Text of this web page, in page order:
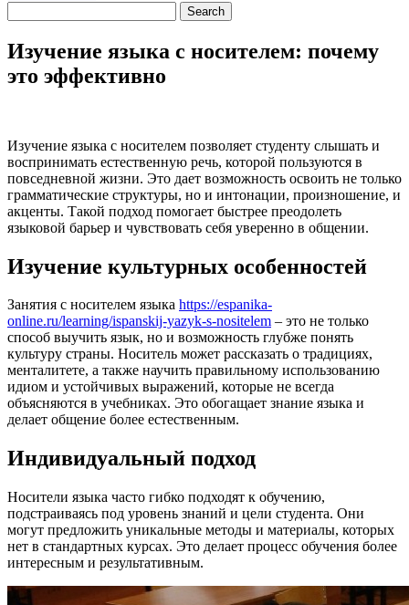
Изучение языка с носителем: почему
это эффективно
Изучение языка с носителем позволяет студенту слышать и
воспринимать естественную речь, которой пользуются в
повседневной жизни. Это дает возможность освоить не только
грамматические структуры, но и интонации, произношение, и
акценты. Такой подход помогает быстрее преодолеть
языковой барьер и чувствовать себя уверенно в общении.
Изучение культурных особенностей
Занятия с носителем языка https://espanika-
online.ru/learning/ispanskij-yazyk-s-nositelem – это не только
способ выучить язык, но и возможность глубже понять
культуру страны. Носитель может рассказать о традициях,
менталитете, а также научить правильному использованию
идиом и устойчивых выражений, которые не всегда
объясняются в учебниках. Это обогащает знание языка и
делает общение более естественным.
Индивидуальный подход
Носители языка часто гибко подходят к обучению,
подстраиваясь под уровень знаний и цели студента. Они
могут предложить уникальные методы и материалы, которых
нет в стандартных курсах. Это делает процесс обучения более
интересным и результативным.